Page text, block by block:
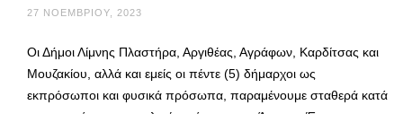
27 ΝΟΕΜΒΡΊΟΥ, 2023
Οι Δήμοι Λίμνης Πλαστήρα, Αργιθέας, Αγράφων, Καρδίτσας και
Μουζακίου, αλλά και εμείς οι πέντε (5) δήμαρχοι ως
εκπρόσωποι και φυσικά πρόσωπα, παραμένουμε σταθερά κατά